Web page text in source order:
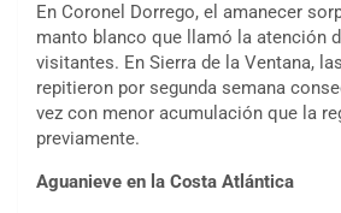
En Coronel Dorrego, el amanecer
manto blanco que llamó la atención
visitantes. En Sierra de la Ventana,
repitieron por segunda semana
vez con menor acumulación que la
previamente.
Aguanieve en la Costa Atlántica